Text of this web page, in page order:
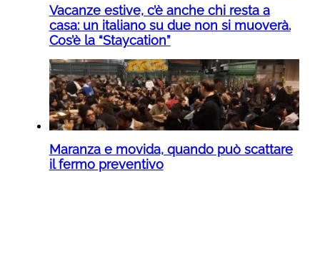
Vacanze estive, c’è anche chi resta a
casa: un italiano su due non si muoverà.
Cos’è la “Staycation”
Maranza e movida, quando può scattare
il fermo preventivo